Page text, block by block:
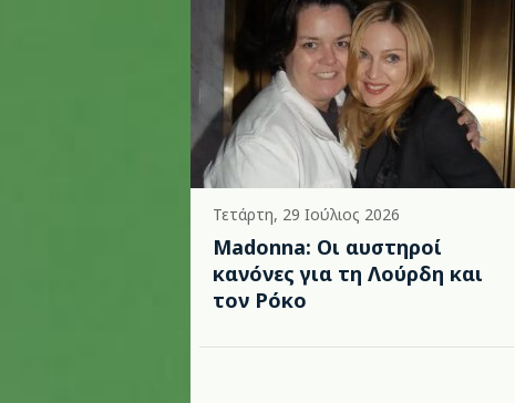
Τετάρτη, 29 Ιούλιος 2026
Madonna: Οι αυστηροί
κανόνες για τη Λούρδη και
τον Ρόκο